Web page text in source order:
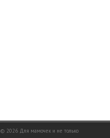
© 2026 Для мамочек и не только